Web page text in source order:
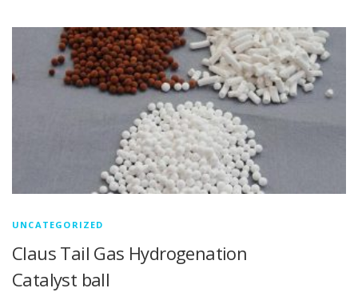
UNCATEGORIZED
Claus Tail Gas Hydrogenation
Catalyst ball